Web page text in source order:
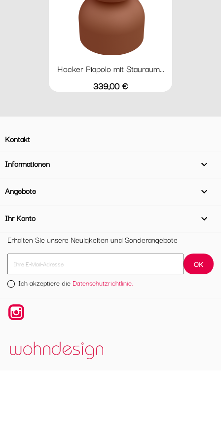
Hocker Piapolo mit Stauraum...
Preis
339,00 €
Kontakt
Informationen 
Angebote 
Ihr Konto

Erhalten Sie unsere Neuigkeiten und Sonderangebote
Ich akzeptiere die Datenschutzrichtlinie.